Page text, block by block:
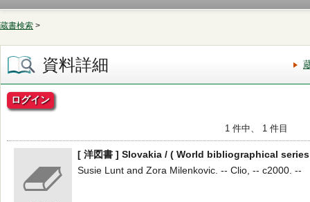
蔵書検索 >
資料詳細
ログイン
1 件中、 1 件目
[ 洋図書 ] Slovakia / ( World bibliographical
Susie Lunt and Zora Milenkovic. -- Clio, -- c2000. --